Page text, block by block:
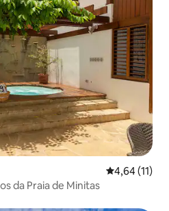
4,64 de uma
4,64 (11)
da Praia de Minitas